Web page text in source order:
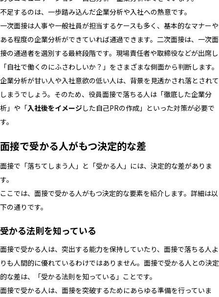
不足するのは、一歩踏み込んだ企業分析や入社への熱意です。
一次面接は人事や一般社員が担当するケースも多く、基本的なマナーや
ある程度の企業分析ができていれば通過できます。二次面接は、一次面
接の通過者を選別する最終段階です。現場責任者や取締役などが出席し
「自社で働くのにふさわしいか？」をさまざまな側面から判断します。
企業分析が甘い人や入社意欲の低い人は、背景を見透かされ落とされて
しまうでしょう。そのため、役員面接で落ちる人は「徹底した企業分
析」や「入社後をイメージした自己PRの作成」といった対策が必要で
す。
面接で受かる人がもつ決定的な差
面接で「落ちてしまう人」と「受かる人」には、決定的な差がありま
す。
ここでは、面接で受かる人がもつ決定的な要素を紹介します。詳細は以
下の通りです。
受かる法則を知っている
面接で受かる人は、突出する能力を保持していたり、面接で落ちる人よ
りも人間的に優れているわけではありません。面接で受かる人との決定
的な差は、「受かる法則を知っている」ことです。
面接で受かる人は、面接を突破するためにあらゆる準備を行っていま